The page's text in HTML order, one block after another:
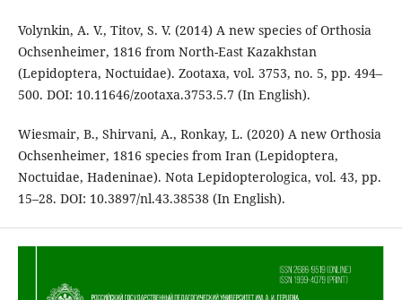
Volynkin, A. V., Titov, S. V. (2014) A new species of Orthosia
Ochsenheimer, 1816 from North-East Kazakhstan
(Lepidoptera, Noctuidae). Zootaxa, vol. 3753, no. 5, pp. 494–
500. DOI: 10.11646/zootaxa.3753.5.7 (In English).
Wiesmair, B., Shirvani, A., Ronkay, L. (2020) A new Orthosia
Ochsenheimer, 1816 species from Iran (Lepidoptera,
Noctuidae, Hadeninae). Nota Lepidopterologica, vol. 43, pp.
15–28. DOI: 10.3897/nl.43.38538 (In English).